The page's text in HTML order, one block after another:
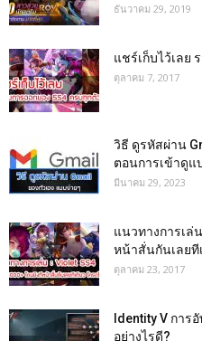
ธันวาคม 29, 2019
แชร์เก็บไว้เลย
ตุลาคม 7, 2017
วิธี ดูรหัสผ่าน
ตอนการเข้าดูแ
มีนาคม 29, 2023
แนวทางการเล่
หน้าสั่นกันเลยที
ตุลาคม 23, 2017
Identity V การ
อย่างไรดี?